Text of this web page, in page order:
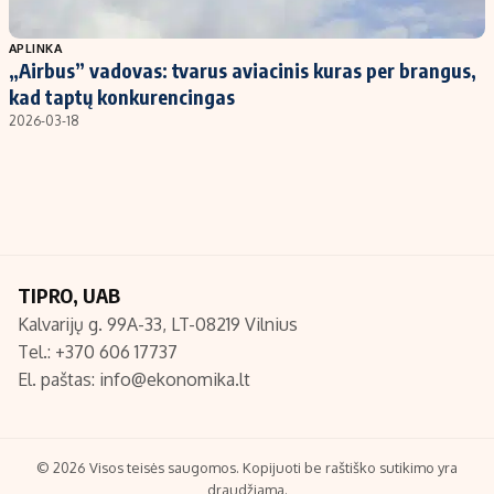
Populiarios temos
Investavimas
Akcijų rinka
Titulinis
Nedarbo išmokos skaičiuoklė
Redakcija
Turinio žymėjimo taisyklės
APLINKA
„Airbus” vadovas: tvarus aviacinis kuras per brangus,
kad taptų konkurencingas
2026-03-18
TIPRO, UAB
Kalvarijų g. 99A-33, LT-08219 Vilnius
Tel.: +370 606 17737
El. paštas: info@ekonomika.lt
© 2026 Visos teisės saugomos. Kopijuoti be raštiško sutikimo yra
draudžiama.